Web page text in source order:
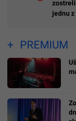
jednu
PREMIUM